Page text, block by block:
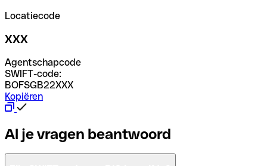
Locatiecode
XXX
Agentschapcode
SWIFT-code:
BOFSGB22XXX
Kopiëren
Al je vragen beantwoord